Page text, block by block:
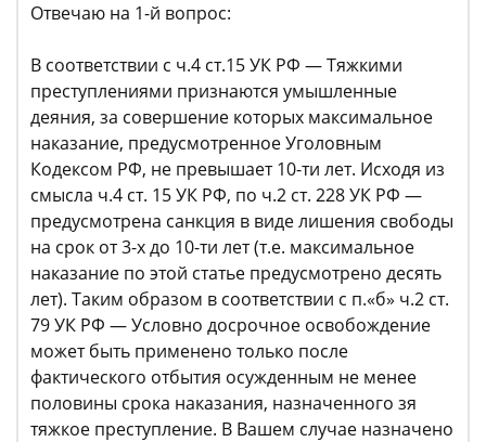
Отвечаю на 1-й вопрос:
В соответствии с ч.4 ст.15 УК РФ — Тяжкими
преступлениями признаются умышленные
деяния, за совершение которых максимальное
наказание, предусмотренное Уголовным
Кодексом РФ, не превышает 10-ти лет. Исходя из
смысла ч.4 ст. 15 УК РФ, по ч.2 ст. 228 УК РФ —
предусмотрена санкция в виде лишения свободы
на срок от 3-х до 10-ти лет (т.е. максимальное
наказание по этой статье предусмотрено десять
лет). Таким образом в соответствии с п.«б» ч.2 ст.
79 УК РФ — Условно досрочное освобождение
может быть применено только после
фактического отбытия осужденным не менее
половины срока наказания, назначенного зя
тяжкое преступление. В Вашем случае назначено